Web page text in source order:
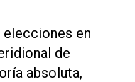
elecciones en
de
absoluta,